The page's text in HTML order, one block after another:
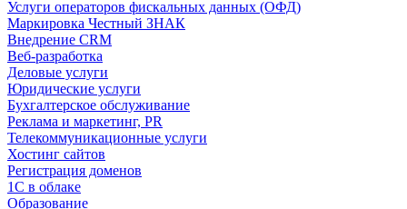
Услуги операторов фискальных данных (ОФД)
Маркировка Честный ЗНАК
Внедрение CRM
Веб-разработка
Деловые услуги
Юридические услуги
Бухгалтерское обслуживание
Реклама и маркетинг, PR
Телекоммуникационные услуги
Хостинг сайтов
Регистрация доменов
1С в облаке
Образование